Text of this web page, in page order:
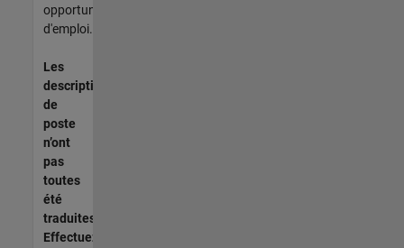
opportunités
d'emploi.
Les
descriptions
de
poste
n’ont
pas
toutes
été
traduites.
Effectuez